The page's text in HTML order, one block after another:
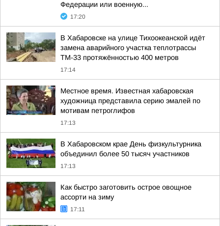
Федерации или военную...
17:20
В Хабаровске на улице Тихоокеанской идёт
замена аварийного участка теплотрассы
ТМ-33 протяжённостью 400 метров
17:14
Местное время. Известная хабаровская
художница представила серию эмалей по
мотивам петроглифов
17:13
В Хабаровском крае День физкультурника
объединил более 50 тысяч участников
17:13
Как быстро заготовить острое овощное
ассорти на зиму
17:11